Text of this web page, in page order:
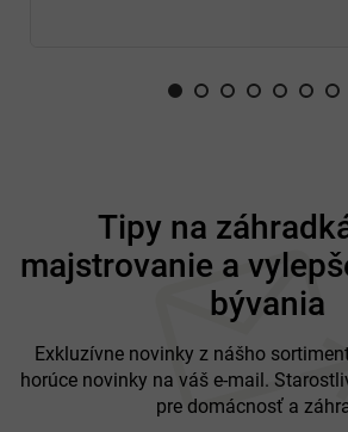
Tipy na
majstrovanie a
bývania
Exkluzívne novinky z nášho
horúce novinky na váš e-mail.
pre domácnosť a